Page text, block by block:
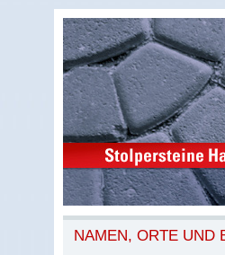
NAMEN, ORTE UND